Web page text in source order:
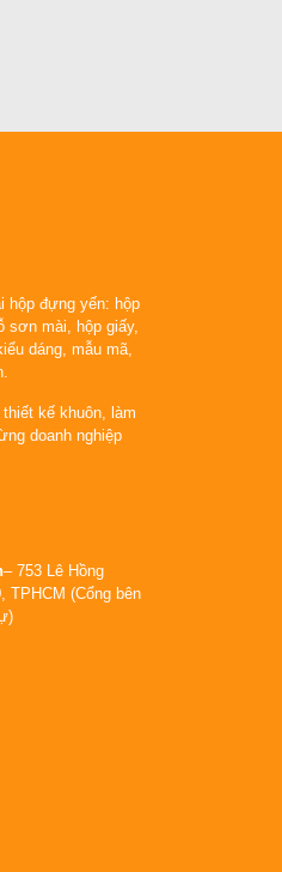
hộp đựng yến: hộp
sơn mài, hộp giấy,
dáng, mẫu mã,
kế khuôn, làm
doanh nghiệp
– 753 Lê Hồng
TPHCM (Cổng bên